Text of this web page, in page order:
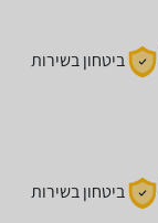
ביטחון בשירות
ביטחון בשירות